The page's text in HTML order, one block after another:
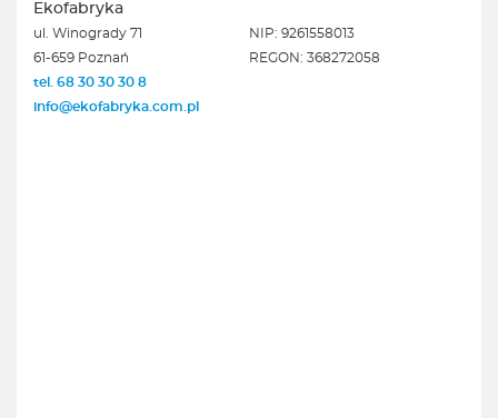
Ekofabryka
ul. Winogrady 71
61-659 Poznań
tel. 68 30 30 30 8
info@ekofabryka.com.pl
NIP: 9261558013
REGON: 368272058